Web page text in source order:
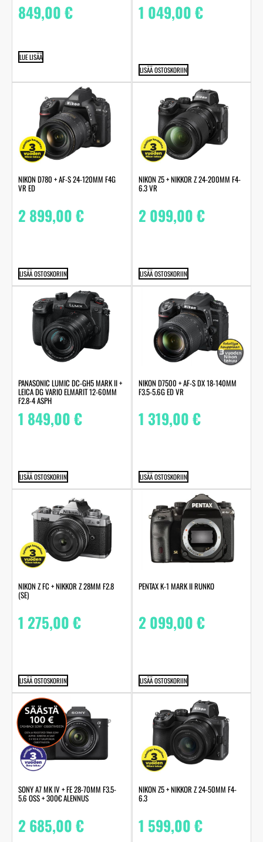
849,00€
LUE LISÄÄ
1 049,00€
LISÄÄ OSTOSKORIIN
NIKON D780 + AF-S 24-120MM F4G
VR ED
2 899,00€
LISÄÄ OSTOSKORIIN
NIKON Z5 + NIKKOR Z 24-200MM F4-
6.3 VR
2 099,00€
LISÄÄ OSTOSKORIIN
PANASONIC LUMIC DC-GH5 MARK II +
LEICA DG VARIO ELMARIT 12-60MM
F2.8-4 ASPH
1 849,00€
LISÄÄ OSTOSKORIIN
NIKON D7500 + AF-S DX 18-140MM
F3.5-5.6G ED VR
1 319,00€
LISÄÄ OSTOSKORIIN
NIKON Z FC + NIKKOR Z 28MM F2.8
(SE)
1 275,00€
LISÄÄ OSTOSKORIIN
PENTAX K-1 MARK II RUNKO
2 099,00€
LISÄÄ OSTOSKORIIN
SONY A7 MK IV + FE 28-70MM F3.5-
5.6 OSS + 300€ ALENNUS
2 685,00€
NIKON Z5 + NIKKOR Z 24-50MM F4-
6.3
1 599,00€